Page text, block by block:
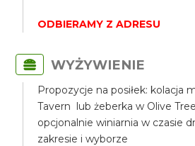
ODBIERAMY Z ADRESU
WYŻYWIENIE
Propozycje na posiłek: kolacja
Tavern lub żeberka w Olive
opcjonalnie winiarnia w czasie
zakresie i wyborze